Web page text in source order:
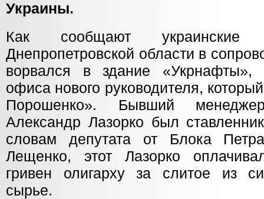
Украины.
Как сообщают украинские
Днепропетровской области в
ворвался в здание «Укрнафты»,
офиса нового руководителя,
Порошенко». Бывший
Александр Лазорко был
словам депутата от Блока
Лещенко, этот Лазорко
гривен олигарху за слитое из
сырье.